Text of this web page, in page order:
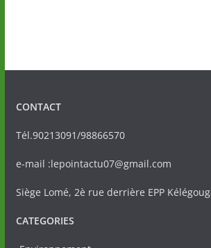
CONTACT
Tél.90213091/98866570
e-mail :lepointactu07@gmail.com
Siège Lomé, 2è rue derrière EPP
CATEGORIES